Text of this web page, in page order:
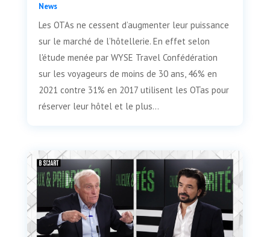
News
Les OTAs ne cessent d’augmenter leur puissance
sur le marché de l’hôtellerie. En effet selon
l'étude menée par WYSE Travel Confédération
sur les voyageurs de moins de 30 ans, 46% en
2021 contre 31% en 2017 utilisent les OTas pour
réserver leur hôtel et le plus...